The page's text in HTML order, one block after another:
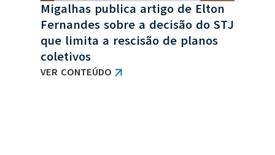
Migalhas publica artigo de Elton
Fernandes sobre a decisão do STJ
que limita a rescisão de planos
coletivos
VER CONTEÚDO